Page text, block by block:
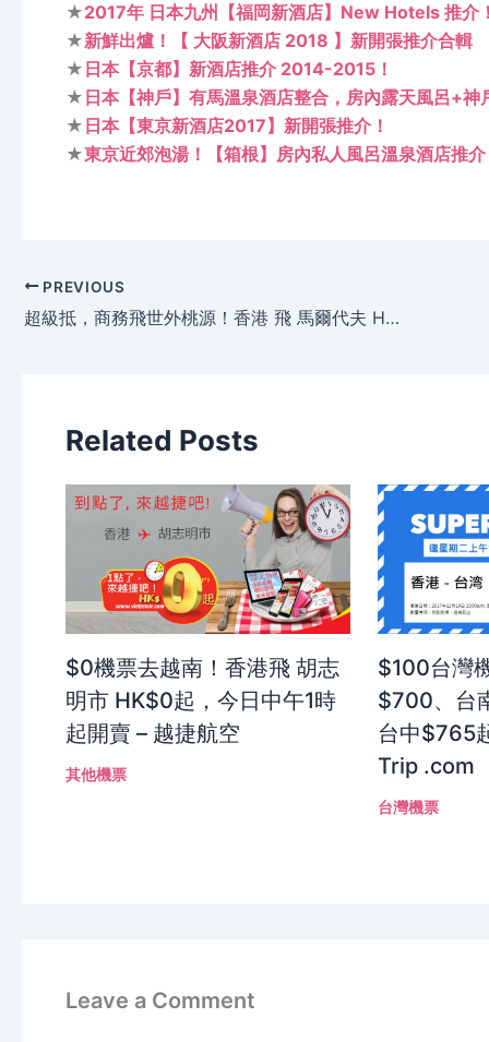
★2017年 日本九州【福岡新酒店】New Hotels 推介
★新鮮出爐！【 大阪新酒店 2018 】新開張推介合輯
★ 日本【京都】新酒店推介 2014-2015！
★ 日本【神戶】有馬溫泉酒店整合，房內露天風呂+神
★ 日本【東京新酒店2017】新開張推介！
★東京近郊泡湯！【箱根】房內私人風呂溫泉酒店推
PREVIOUS
超級抵，商務飛世外桃源！香港 飛 馬爾代夫 HK$4,520起，包30kg行李 – 斯里蘭卡航空
Related Posts
$0機票去越南！香港飛 胡志
明市 HK$0起，今日中午1時
起開賣 – 越捷航空
其他機票
$100台灣
$700、台
台中$765
Trip .com
台灣機票
Leave a Comment